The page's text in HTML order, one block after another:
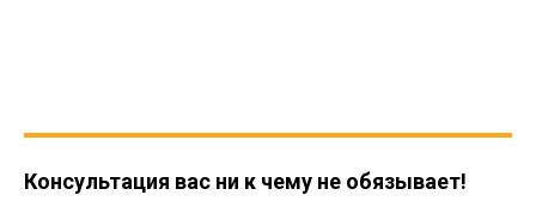
Консультация вас ни к чему не обязывает!